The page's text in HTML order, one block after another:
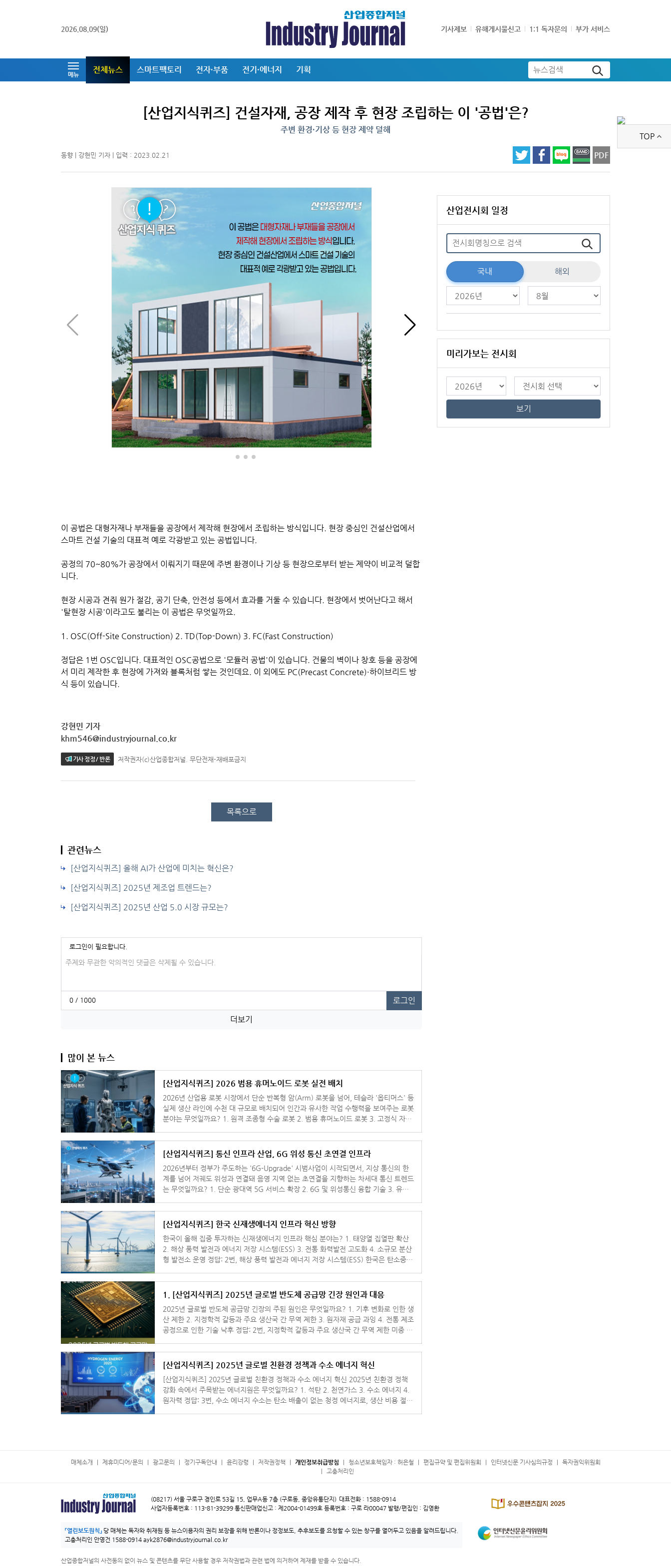
2026.08.09(일) 기사제보 유해게시물신고 1:1 독자문의 부가 서비스
메뉴 전체뉴스 스마트팩토리 전자·부품 전기·에너지 기획 뉴스검색
TOP
[산업지식퀴즈] 건설자재, 공장 제작 후 현장 조립하는 이 '공법'은?
주변 환경·기상 등 현장 제약 덜해
동향 | 강현민 기자 | 입력 : 2023.02.21 PDF
이 공법은 대형자재나 부재들을 공장에서 제작해 현장에서 조립하는 방식입니다. 현장 중심인 건설산업에서
스마트 건설 기술의 대표적 예로 각광받고 있는 공법입니다.
공정의 70~80%가 공장에서 이뤄지기 때문에 주변 환경이나 기상 등 현장으로부터 받는 제약이 비교적 덜합
니다.
현장 시공과 견줘 원가 절감, 공기 단축, 안전성 등에서 효과를 거둘 수 있습니다. 현장에서 벗어난다고 해서
'탈현장 시공'이라고도 불리는 이 공법은 무엇일까요.
1. OSC(Off-Site Construction) 2. TD(Top-Down) 3. FC(Fast Construction)
정답은 1번 OSC입니다. 대표적인 OSC공법으로 '모듈러 공법'이 있습니다. 건물의 벽이나 창호 등을 공장에
서 미리 제작한 후 현장에 가져와 블록처럼 쌓는 것인데요. 이 외에도 PC(Precast Concrete)·하이브리드 방
식 등이 있습니다.
강현민 기자
khm546@industryjournal.co.kr
기사 정정 / 반론 저작권자(c)산업종합저널. 무단전재-재배포금지
목록으로
관련뉴스
[산업지식퀴즈] 올해 AI가 산업에 미치는 혁신은?
[산업지식퀴즈] 2025년 제조업 트렌드는?
[산업지식퀴즈] 2025년 산업 5.0 시장 규모는?
로그인이 필요합니다.
댓글입력
0 / 1000
로그인
더보기
많이 본 뉴스
[산업지식퀴즈] 2026 범용 휴머노이드 로봇 실전 배치
2026년 산업용 로봇 시장에서 단순 반복형 암(Arm) 로봇을 넘어, 테슬라 '옵티머스' 등
실제 생산 라인에 수천 대 규모로 배치되어 인간과 유사한 작업 수행력을 보여주는 로봇
분야는 무엇일까요? 1. 원격 조종형 수술 로봇 2. 범용 휴머노이드 로봇 3. 고정식 자동
[산업지식퀴즈] 통신 인프라 산업, 6G 위성 통신 초연결 인프라
2026년부터 정부가 주도하는 '6G-Upgrade' 시범사업이 시작되면서, 지상 통신의 한
계를 넘어 저궤도 위성과 연결돼 음영 지역 없는 초연결을 지향하는 차세대 통신 트렌드
는 무엇일까요? 1. 단순 광대역 5G 서비스 확장 2. 6G 및 위성통신 융합 기술 3. 유선
[산업지식퀴즈] 한국 신재생에너지 인프라 혁신 방향
한국이 올해 집중 투자하는 신재생에너지 인프라 핵심 분야는? 1. 태양열 집열판 확산
2. 해상 풍력 발전과 에너지 저장 시스템(ESS) 3. 전통 화력발전 고도화 4. 소규모 분산
형 발전소 운영 정답: 2번, 해상 풍력 발전과 에너지 저장 시스템(ESS) 한국은 탄소중립
1. [산업지식퀴즈] 2025년 글로벌 반도체 공급망 긴장 원인과 대응
2025년 글로벌 반도체 공급망 긴장의 주된 원인은 무엇일까요? 1. 기후 변화로 인한 생
산 제한 2. 지정학적 갈등과 주요 생산국 간 무역 제한 3. 원자재 공급 과잉 4. 전통 제조
공정으로 인한 기술 낙후 정답: 2번, 지정학적 갈등과 주요 생산국 간 무역 제한 미중 갈
[산업지식퀴즈] 2025년 글로벌 친환경 정책과 수소 에너지 혁신
[산업지식퀴즈] 2025년 글로벌 친환경 정책과 수소 에너지 혁신 2025년 친환경 정책
강화 속에서 주목받는 에너지원은 무엇일까요? 1. 석탄 2. 천연가스 3. 수소 에너지 4.
원자력 정답: 3번, 수소 에너지 수소는 탄소 배출이 없는 청정 에너지로, 생산 비용 절감
산업전시회 일정
국내 해외
미리가보는 전시회
보기
매체소개 제휴미디어/문의 광고문의 정기구독안내 윤리강령 저작권정책 개인정보취급방침 청소년보호책임자 : 허은철 편집규약 및 편집위원회 인터넷신문 기사심의규정
독자권익위원회
고충처리인
(08217) 서울 구로구 경인로 53길 15, 업무A동 7층 (구로동, 중앙유통단지) 대표전화 : 1588-0914
사업자등록번호 : 113-81-39299 통신판매업신고 : 제2004-01499호 등록번호 : 구로 라00047 발행/편집인 : 김영환
「열린보도원칙」 당 매체는 독자와 취재원 등 뉴스이용자의 권리 보장을 위해 반론이나 정정보도, 추후보도를 요청할 수 있는 창구를 열어두고 있음을 알려드립니다.
고충처리인 안영건 1588-0914 ayk2876@industryjournal.co.kr
산업종합저널의 사전동의 없이 뉴스 및 콘텐츠를 무단 사용할 경우 저작권법과 관련 법에 의거하여 제재를 받을 수 있습니다.